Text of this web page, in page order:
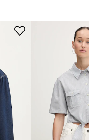
velikost
da izbereš velikost, ki jo